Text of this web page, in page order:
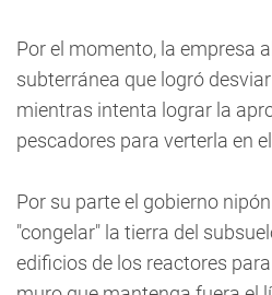
Por el momento, la empresa
subterránea que logró
mientras intenta lograr la
pescadores para verterla en
Por su parte el gobierno
"congelar" la tierra del
edificios de los reactores